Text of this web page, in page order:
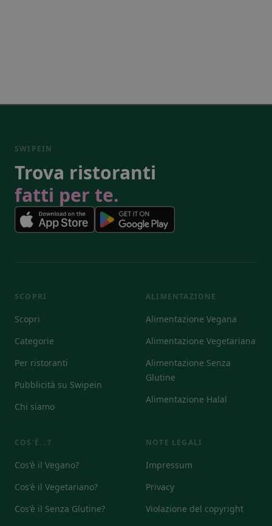
SWIPEIN
Trova ristoranti
fatti per te.
SCOPRI
Scopri
Categorie
Per ristoranti
Pubblicità su Swipein
Chi siamo
ALIMENTAZIONE
Alimentazione Vegana
Alimentazione Vegetariana
Alimentazione Senza
Glutine
Alimentazione Halal
COS'È...?
Cos'è il Vegano?
Cos'è il Vegetariano?
Cos'è il Senza Glutine?
NOTE LEGALI
Impressum
Privacy
Violazione del copyright